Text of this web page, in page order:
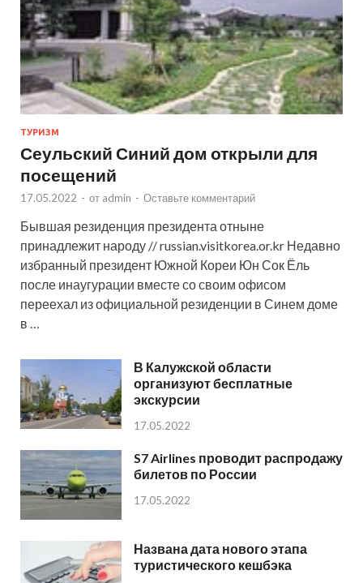
ТУРИЗМ
Сеульский Синий дом открыли для
посещений
17.05.2022 - от admin - Оставьте комментарий
Бывшая резиденция президента отныне
принадлежит народу // russian.visitkorea.or.kr Недавно
избранный президент Южной Кореи Юн Сок Ёль
после инаугурации вместе со своим офисом
переехал из официальной резиденции в Синем доме
в …
В Калужской области
организуют бесплатные
экскурсии
17.05.2022
S7 Airlines проводит распродажу
билетов по России
17.05.2022
Названа дата нового этапа
туристического кешбэка